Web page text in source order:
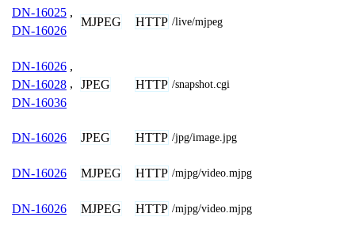
DN-16025 ,
DN-16026
MJPEG HTTP /live/mjpeg
DN-16026 ,
DN-16028 ,
DN-16036
JPEG HTTP /snapshot.cgi
DN-16026 JPEG HTTP /jpg/image.jpg
DN-16026 MJPEG HTTP /mjpg/video.mjpg
DN-16026 MJPEG HTTP /mjpg/video.mjpg